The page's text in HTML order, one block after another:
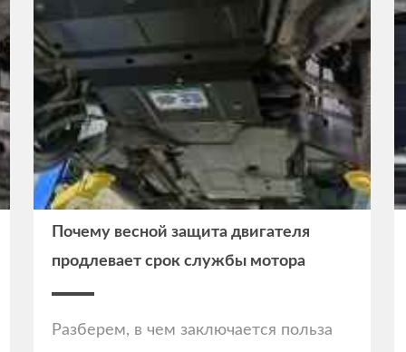
Почему весной защита двигателя
продлевает срок службы мотора
Разберем, в чем заключается польза